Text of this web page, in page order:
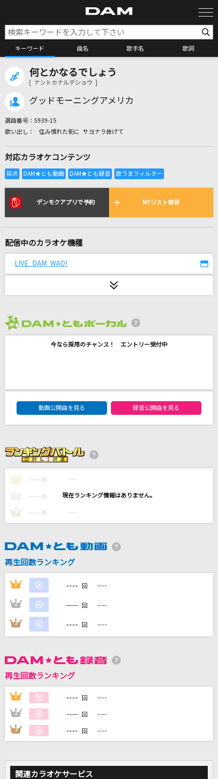
キーワード 曲名 歌手名 歌詞
カラオケ検索
全国りれき
リアルタイムで歌われている曲の一覧
[生音]夢先案内人
ライラック
忘れらんねえよ
[生音]チェリー
夜撫でるメノウ
kemu feat.GUMI
カラオケ最新情報をチェック！
何とかなるでしょう
[ ナントカナルデショウ ]
グッドモーニングアメリカ
選曲番号： 5939-15
住み慣れた街に サヨナラ告げて
対応カラオケコンテンツ
デンモクアプリで予約 MYリスト保存
配信中のカラオケ機種
LIVE DAM WAO!
今なら採用のチャンス！ エントリー受付中
DAM★ともボーカルエントリーランキング
動画公開曲を見る
録音公開曲を見る
1 ---- 点 ----
---- 点 ----
3 ---- 点 ----
再生回数ランキング
1 ---- 回 ----
2 ---- 回 ----
3 ---- 回 ----
再生回数ランキング
1 ---- 回 ----
2 ---- 回 ----
3 ---- 回 ----
関連カラオケサービス